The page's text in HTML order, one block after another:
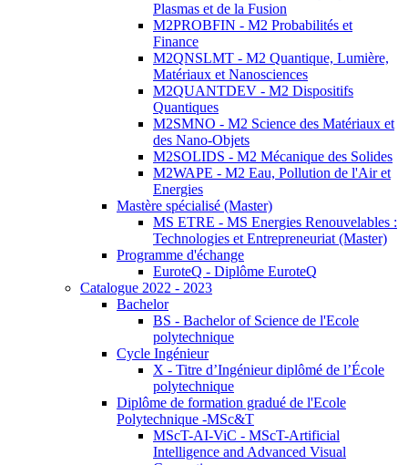
Plasmas et de la Fusion
M2PROBFIN - M2 Probabilités et
Finance
M2QNSLMT - M2 Quantique, Lumière,
Matériaux et Nanosciences
M2QUANTDEV - M2 Dispositifs
Quantiques
M2SMNO - M2 Science des Matériaux et
des Nano-Objets
M2SOLIDS - M2 Mécanique des Solides
M2WAPE - M2 Eau, Pollution de l'Air et
Energies
Mastère spécialisé (Master)
MS ETRE - MS Energies Renouvelables :
Technologies et Entrepreneuriat (Master)
Programme d'échange
EuroteQ - Diplôme EuroteQ
Catalogue 2022 - 2023
Bachelor
BS - Bachelor of Science de l'Ecole
polytechnique
Cycle Ingénieur
X - Titre d’Ingénieur diplômé de l’École
polytechnique
Diplôme de formation gradué de l'Ecole
Polytechnique -MSc&T
MScT-AI-ViC - MScT-Artificial
Intelligence and Advanced Visual